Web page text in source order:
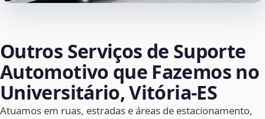
Outros Serviços de Suporte
Automotivo que Fazemos no
Universitário, Vitória‑ES
Atuamos em ruas, estradas e áreas de estacionamento,